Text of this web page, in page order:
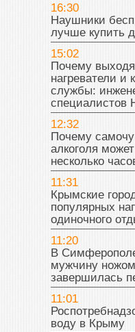
16:30
Наушники
лучше купить
15:02
Почему
нагреватели и
службы:
12:32
Почему
алкоголя
несколько
11:31
Крымские
популярных
одиночного
11:20
В
мужчину
завершилась
11:01
воду в Крыму